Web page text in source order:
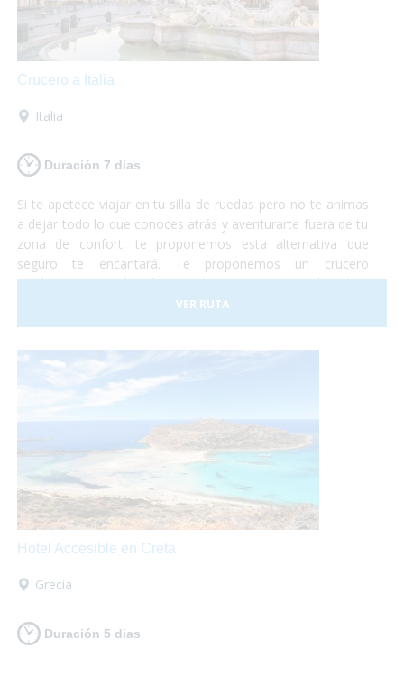
Crucero a Italia
Italia
Duración 7 dias
Si te apetece viajar en tu silla de ruedas pero no te animas
a dejar todo lo que conoces atrás y aventurarte fuera de tu
zona de confort, te proponemos esta alternativa que
seguro te encantará. Te proponemos un crucero
totalmente accesible de Barcelona a Roma en el cual te
embarcarás con tu propio vehículo para luego poder
conocer roma y los alrededores según te apetezca.
VER RUTA
Hotel Accesible en Creta
Grecia
Duración 5 dias